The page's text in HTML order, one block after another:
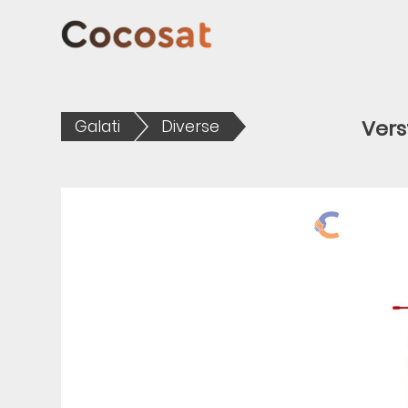
Galati Diverse